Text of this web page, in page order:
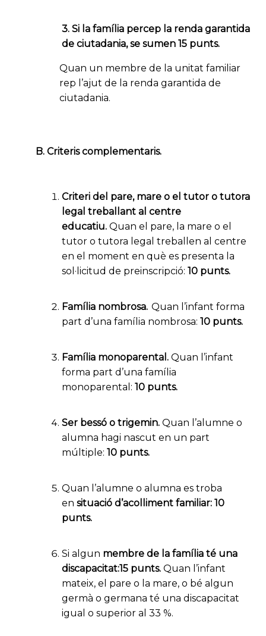
3. Si la família percep la renda garantida
de ciutadania, se sumen 15 punts.
Quan un membre de la unitat familiar
rep l’ajut de la renda garantida de
ciutadania.
B. Criteris complementaris.
Criteri del pare, mare o el tutor o tutora
legal treballant al centre
educatiu. Quan el pare, la mare o el
tutor o tutora legal treballen al centre
en el moment en què es presenta la
sol·licitud de preinscripció: 10 punts.
Família nombrosa. Quan l’infant forma
part d’una família nombrosa: 10 punts.
Família monoparental . Quan l’infant
forma part d’una família
monoparental: 10 punts.
Ser bessó o trigemin. Quan l’alumne o
alumna hagi nascut en un part
múltiple: 10 punts.
Quan l’alumne o alumna es troba
en situació d’acolliment familiar: 10
punts.
Si algun membre de la família té una
discapacitat:15 punts. Quan l’infant
mateix, el pare o la mare, o bé algun
germà o germana té una discapacitat
igual o superior al 33 %.